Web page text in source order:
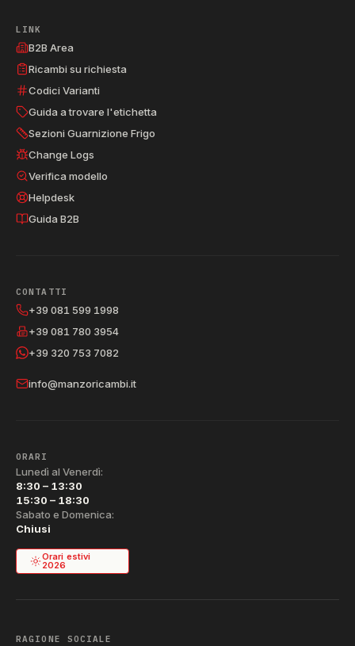
LINK
B2B Area
Ricambi su richiesta
Codici Varianti
Guida a trovare l'etichetta
Sezioni Guarnizione Frigo
Change Logs
Verifica modello
Helpdesk
Guida B2B
CONTATTI
+39 081 599 1998
+39 081 780 3954
+39 320 753 7082
info@manzoricambi.it
ORARI
Lunedì al Venerdì:
8:30 – 13:30
15:30 – 18:30
Sabato e Domenica:
Chiusi
Orari estivi
2026
RAGIONE SOCIALE